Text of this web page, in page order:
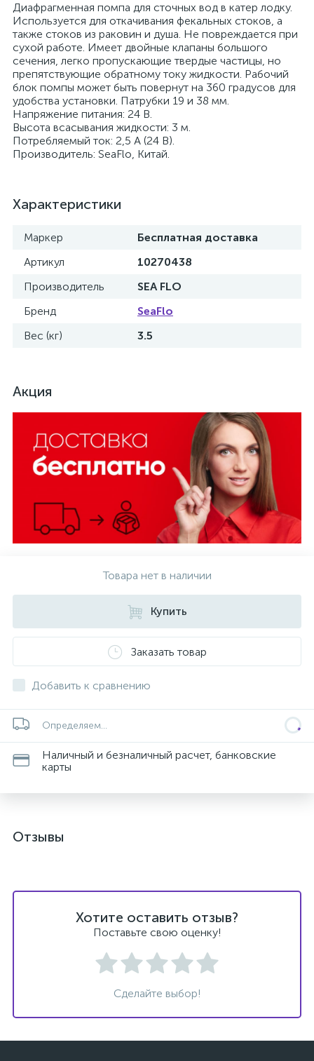
Диафрагменная помпа для сточных вод в катер лодку.
Используется для откачивания фекальных стоков, а
также стоков из раковин и душа. Не повреждается при
сухой работе. Имеет двойные клапаны большого
сечения, легко пропускающие твердые частицы, но
препятствующие обратному току жидкости. Рабочий
блок помпы может быть повернут на 360 градусов для
удобства установки. Патрубки 19 и 38 мм.
Напряжение питания: 24 В.
Высота всасывания жидкости: 3 м.
Потребляемый ток: 2,5 А (24 В).
Производитель: SeaFlo, Китай.
Характеристики
Маркер
Бесплатная доставка
Артикул
10270438
Производитель
SEA FLO
Бренд
SeaFlo
Вес (кг)
3.5
Акция
Товара нет в наличии
Купить
Заказать товар
Добавить к сравнению
Определяем...
Наличный и безналичный расчет, банковские
карты
Отзывы
Хотите оставить отзыв?
Поставьте свою оценку!
Сделайте выбор!